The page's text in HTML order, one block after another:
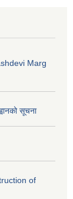
Marg
सूचना
of